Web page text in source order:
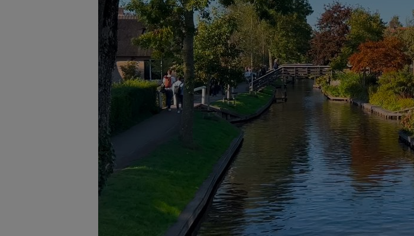
My, nasi Zaufani Partnerzy i Agora S.A. możemy przetwarzać
Użycie dokładnych danych geolokalizacyjnych. Aktywne
Przechowywanie informacji na urządzeniu lub dostęp do nich.
badnie odbiorców i ulepszanie usług.Lista Zaufanych Partnerów